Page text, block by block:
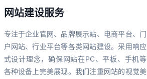
网站建设服务
专注于企业官网、品牌展示站、电商平台、门
户网站、行业平台等各类网站建设。采用响应
式设计理念，确保网站在PC、平板、手机等
各种设备上完美展现。我们注重网站的视觉美